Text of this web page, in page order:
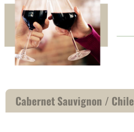
Cabernet Sauvignon / Chile